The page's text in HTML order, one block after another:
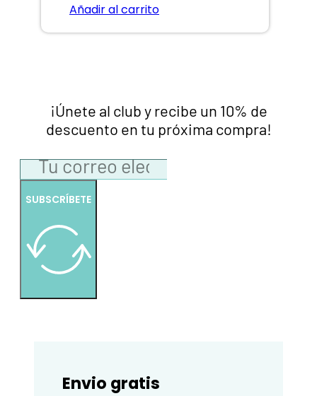
Añadir al carrito
¡Únete al club y recibe un 10% de
descuento en tu próxima compra!
SUBSCRÍBETE
Envio gratis